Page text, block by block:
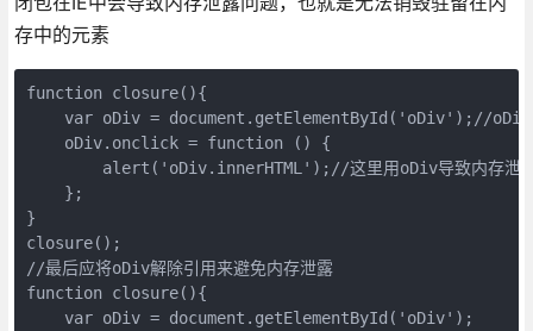
存中的元素
function closure(){
var oDiv = document.getElementById('oDiv');//oDiv
    oDiv.onclick = function () {
alert('oDiv.innerHTML');//这里用oDiv导致内存泄
    };
}
closure();
//最后应将oDiv解除引用来避免内存泄露
function closure(){
    var oDiv = document.getElementById('oDiv');